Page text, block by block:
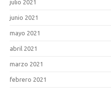
julio 2021
junio 2021
mayo 2021
abril 2021
marzo 2021
febrero 2021